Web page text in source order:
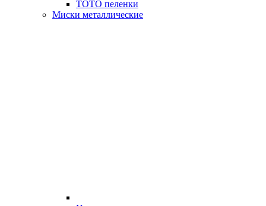
ТОТО пеленки
Миски металлические